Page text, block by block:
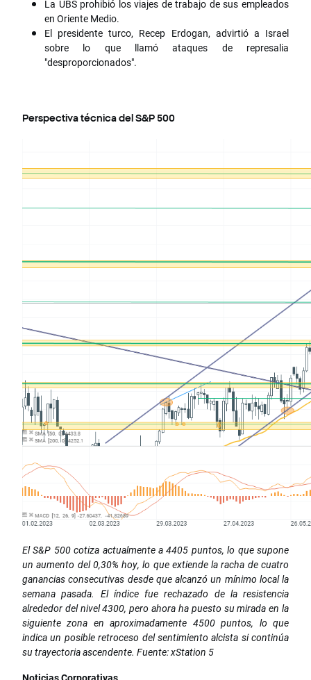
La UBS prohibió los viajes de trabajo de sus empleados
en Oriente Medio.
El presidente turco, Recep Erdogan, advirtió a Israel
sobre lo que llamó ataques de represalia
"desproporcionados".
Perspectiva técnica del S&P 500
El S&P 500 cotiza actualmente a 4405 puntos, lo que supone
un aumento del 0,30% hoy, lo que extiende la racha de cuatro
ganancias consecutivas desde que alcanzó un mínimo local la
semana pasada. El índice fue rechazado de la resistencia
alrededor del nivel 4300, pero ahora ha puesto su mirada en la
siguiente zona en aproximadamente 4500 puntos, lo que
indica un posible retroceso del sentimiento alcista si continúa
su trayectoria ascendente. Fuente: xStation 5